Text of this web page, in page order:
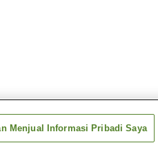
Menjual Informasi Pribadi Saya